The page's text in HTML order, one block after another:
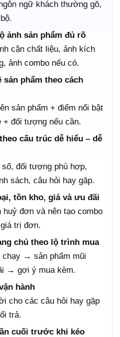
ngữ khách thường gõ,
ảnh sản phẩm đủ rõ
cận chất liệu, ảnh kích
ảnh combo nếu có.
phẩm theo cách
sản phẩm + điểm nổi bật
+ đối tượng nếu cần.
cấu trúc dễ hiểu – dễ
đối tượng phù hợp,
sách, câu hỏi hay gặp.
tồn kho, giá và ưu đãi
huỷ đơn và nên tạo combo
trị đơn.
chủ theo lộ trình mua
chạy → sản phẩm mũi
→ gợi ý mua kèm.
hành
cho các câu hỏi hay gặp
trả.
cuối trước khi kéo